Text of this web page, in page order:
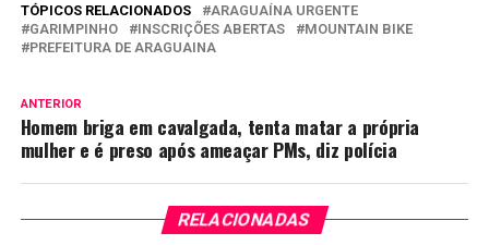
TÓPICOS RELACIONADOS
ARAGUAÍNA URGENTE
GARIMPINHO
INSCRIÇÕES ABERTAS
MOUNTAIN BIKE
PREFEITURA DE ARAGUAINA
ANTERIOR
Homem briga em cavalgada, tenta matar a própria
mulher e é preso após ameaçar PMs, diz polícia
RELACIONADAS